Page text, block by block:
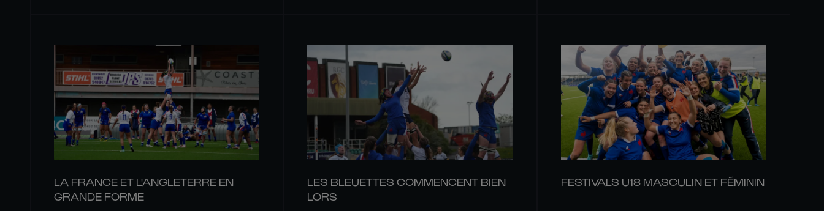
LA FRANCE ET L'ANGLETERRE EN
GRANDE FORME
LES BLEUETTES COMMENCENT BIEN
LORS
FESTIVALS U18 MASCULIN ET FÉMININ